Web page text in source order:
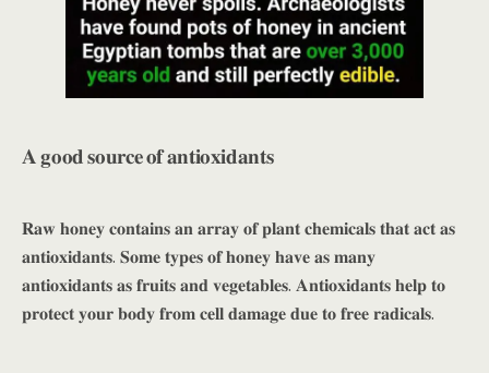
𝐀 𝐠𝐨𝐨𝐝 𝐬𝐨𝐮𝐫𝐜𝐞 𝐨𝐟 𝐚𝐧𝐭𝐢𝐨𝐱𝐢𝐝𝐚𝐧𝐭𝐬
𝐑𝐚𝐰 𝐡𝐨𝐧𝐞𝐲 𝐜𝐨𝐧𝐭𝐚𝐢𝐧𝐬 𝐚𝐧 𝐚𝐫𝐫𝐚𝐲 𝐨𝐟 𝐩𝐥𝐚𝐧𝐭 𝐜𝐡𝐞𝐦𝐢𝐜𝐚𝐥𝐬 𝐭𝐡𝐚𝐭 𝐚𝐜𝐭 𝐚𝐬
𝐚𝐧𝐭𝐢𝐨𝐱𝐢𝐝𝐚𝐧𝐭𝐬. 𝐒𝐨𝐦𝐞 𝐭𝐲𝐩𝐞𝐬 𝐨𝐟 𝐡𝐨𝐧𝐞𝐲 𝐡𝐚𝐯𝐞 𝐚𝐬 𝐦𝐚𝐧𝐲
𝐚𝐧𝐭𝐢𝐨𝐱𝐢𝐝𝐚𝐧𝐭𝐬 𝐚𝐬 𝐟𝐫𝐮𝐢𝐭𝐬 𝐚𝐧𝐝 𝐯𝐞𝐠𝐞𝐭𝐚𝐛𝐥𝐞𝐬. 𝐀𝐧𝐭𝐢𝐨𝐱𝐢𝐝𝐚𝐧𝐭𝐬 𝐡𝐞𝐥𝐩 𝐭𝐨
𝐩𝐫𝐨𝐭𝐞𝐜𝐭 𝐲𝐨𝐮𝐫 𝐛𝐨𝐝𝐲 𝐟𝐫𝐨𝐦 𝐜𝐞𝐥𝐥 𝐝𝐚𝐦𝐚𝐠𝐞 𝐝𝐮𝐞 𝐭𝐨 𝐟𝐫𝐞𝐞 𝐫𝐚𝐝𝐢𝐜𝐚𝐥𝐬.